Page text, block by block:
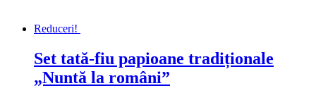
Reduceri!
Set tată-fiu papioane tradiționale
„Nuntă la români”